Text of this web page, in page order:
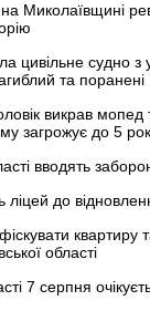
на Миколаївщині
цивільне судно
та поранені
викрав мопед
загрожує до 5
вводять
ліцей до
квартиру
області
7 серпня